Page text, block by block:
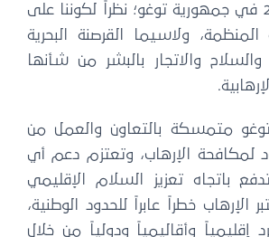
انعقدت عام 2016 في جمهورية توغو؛ نظراً لكوننا على
المنظمة، ولاسيما القرصنة البحرية
والسلاح والاتجار بالبشر من شأنها
متمسكة بالتعاون والعمل من
لمكافحة الإرهاب، وتعتزم دعم أي
باتجاه تعزيز السلام الإقليمي
الإرهاب خطراً عابراً للحدود الوطنية،
إقليمياً وأقاليمياً ودولياً من خلال